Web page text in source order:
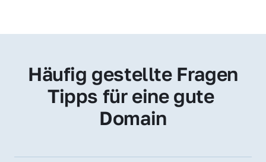
Häufig gestellte Fragen
Tipps für eine gute
Domain